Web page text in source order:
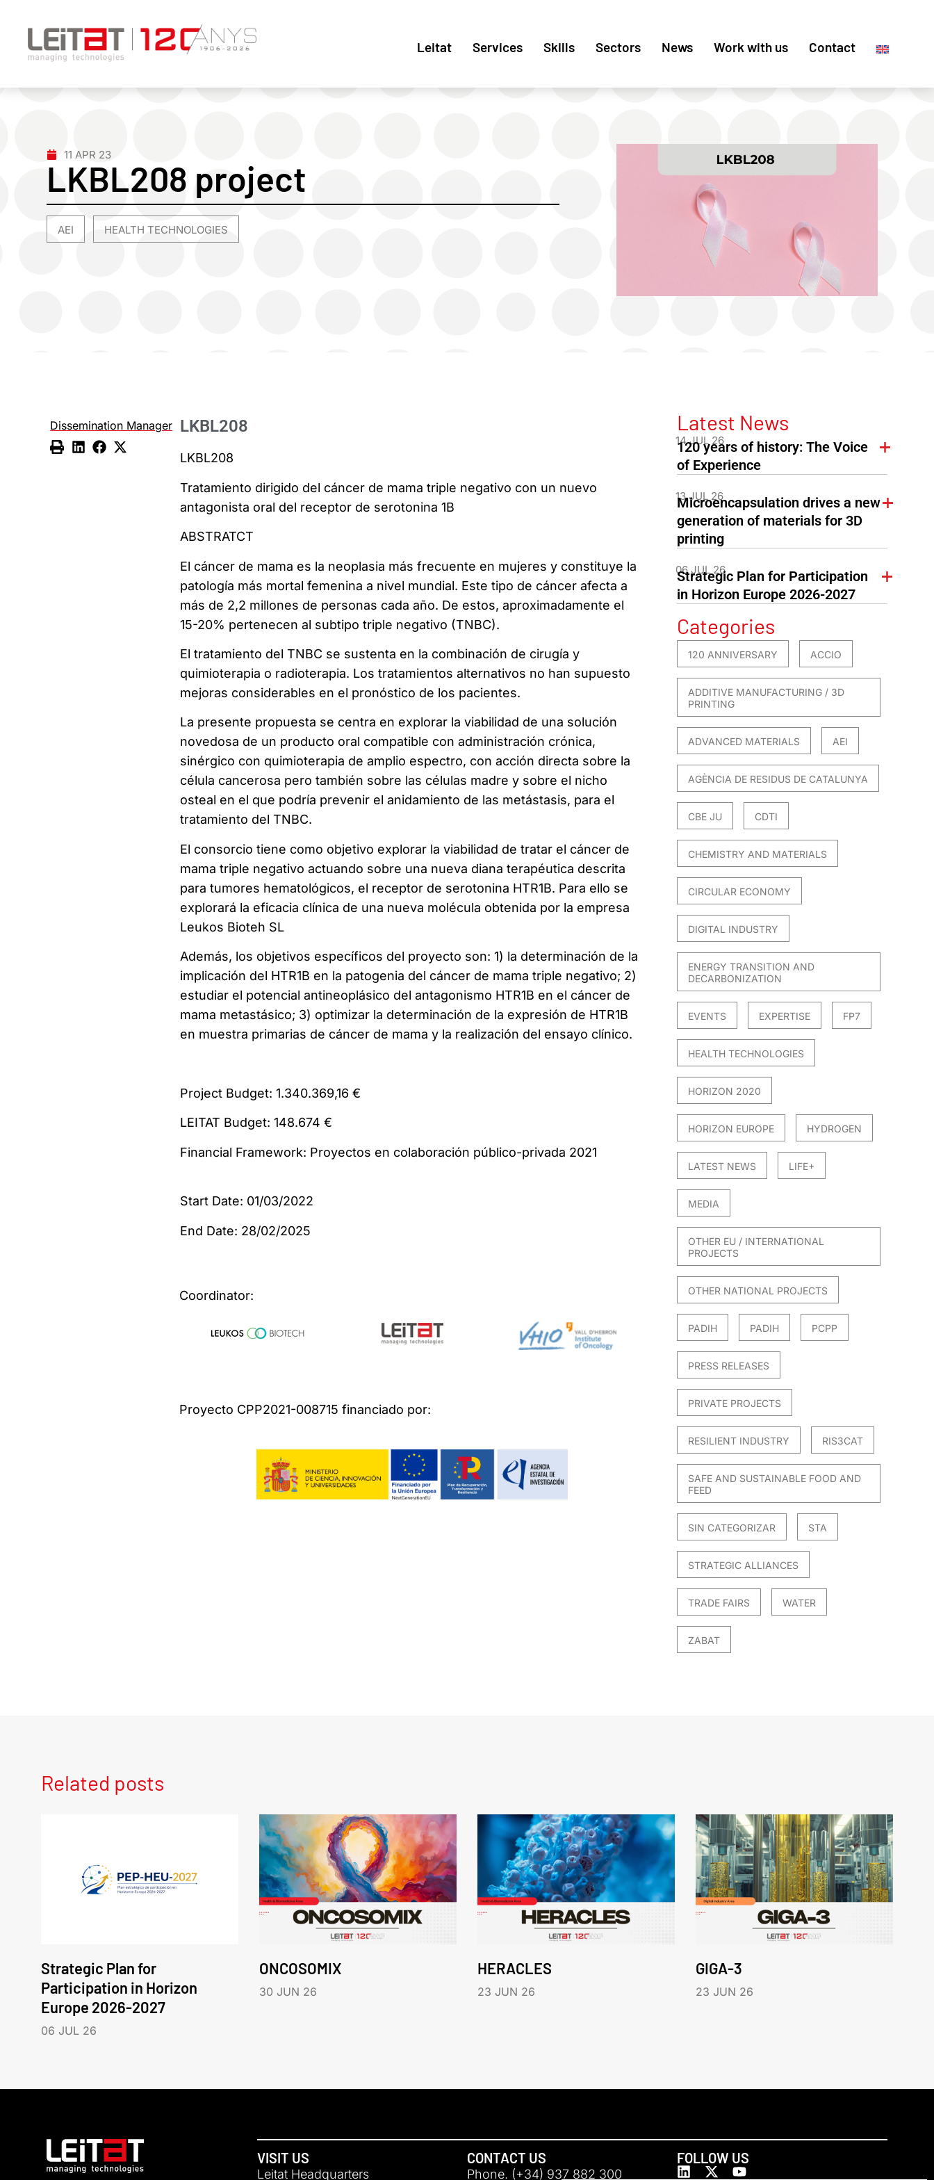
Leitat Services Skills Sectors News Work with us Contact
11 APR 23
LKBL208 project
AEI HEALTH TECHNOLOGIES
Dissemination Manager LKBL208
LKBL208
Tratamiento dirigido del cáncer de mama triple negativo con un nuevo
antagonista oral del receptor de serotonina 1B
ABSTRATCT
El cáncer de mama es la neoplasia más frecuente en mujeres y constituye la
patología más mortal femenina a nivel mundial. Este tipo de cáncer afecta a
más de 2,2 millones de personas cada año. De estos, aproximadamente el
15-20% pertenecen al subtipo triple negativo (TNBC).
El tratamiento del TNBC se sustenta en la combinación de cirugía y
quimioterapia o radioterapia. Los tratamientos alternativos no han supuesto
mejoras considerables en el pronóstico de los pacientes.
La presente propuesta se centra en explorar la viabilidad de una solución
novedosa de un producto oral compatible con administración crónica,
sinérgico con quimioterapia de amplio espectro, con acción directa sobre la
célula cancerosa pero también sobre las células madre y sobre el nicho
osteal en el que podría prevenir el anidamiento de las metástasis, para el
tratamiento del TNBC.
El consorcio tiene como objetivo explorar la viabilidad de tratar el cáncer de
mama triple negativo actuando sobre una nueva diana terapéutica descrita
para tumores hematológicos, el receptor de serotonina HTR1B. Para ello se
explorará la eficacia clínica de una nueva molécula obtenida por la empresa
Leukos Bioteh SL
Además, los objetivos específicos del proyecto son: 1) la determinación de la
implicación del HTR1B en la patogenia del cáncer de mama triple negativo; 2)
estudiar el potencial antineoplásico del antagonismo HTR1B en el cáncer de
mama metastásico; 3) optimizar la determinación de la expresión de HTR1B
en muestra primarias de cáncer de mama y la realización del ensayo clínico.
Project Budget: 1.340.369,16 €
LEITAT Budget: 148.674 €
Financial Framework: Proyectos en colaboración público-privada 2021
Start Date: 01/03/2022
End Date: 28/02/2025
Coordinator:
Proyecto CPP2021-008715 financiado por:
Latest News
14 JUL 26
120 years of history: The Voice
of Experience
13 JUL 26
Microencapsulation drives a new
generation of materials for 3D
printing
06 JUL 26
Strategic Plan for Participation
in Horizon Europe 2026-2027
Categories
120 ANNIVERSARY ACCIO
ADDITIVE MANUFACTURING / 3D
PRINTING
ADVANCED MATERIALS AEI
AGÈNCIA DE RESIDUS DE CATALUNYA
CBE JU CDTI
CHEMISTRY AND MATERIALS
CIRCULAR ECONOMY
DIGITAL INDUSTRY
ENERGY TRANSITION AND
DECARBONIZATION
EVENTS EXPERTISE FP7
HEALTH TECHNOLOGIES
HORIZON 2020
HORIZON EUROPE HYDROGEN
LATEST NEWS LIFE+
MEDIA
OTHER EU / INTERNATIONAL
PROJECTS
OTHER NATIONAL PROJECTS
PADIH PADIH PCPP
PRESS RELEASES
PRIVATE PROJECTS
RESILIENT INDUSTRY RIS3CAT
SAFE AND SUSTAINABLE FOOD AND
FEED
SIN CATEGORIZAR STA
STRATEGIC ALLIANCES
TRADE FAIRS WATER
ZABAT
Related posts
Strategic Plan for
Participation in Horizon
Europe 2026-2027
06 JUL 26
ONCOSOMIX
30 JUN 26
HERACLES
23 JUN 26
GIGA-3
23 JUN 26
VISIT US
Leitat Headquarters
CONTACT US
Phone. (+34) 937 882 300
FOLLOW US